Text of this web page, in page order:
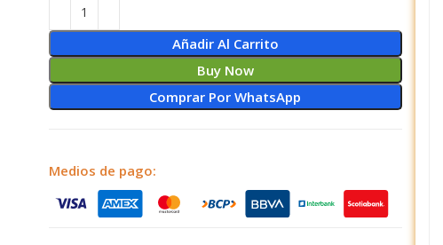
Añadir Al Carrito
Buy Now
Comprar Por WhatsApp
Medios de pago: